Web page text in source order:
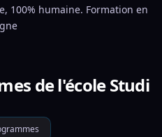
100% humaine. Formation en
de l'école Studi